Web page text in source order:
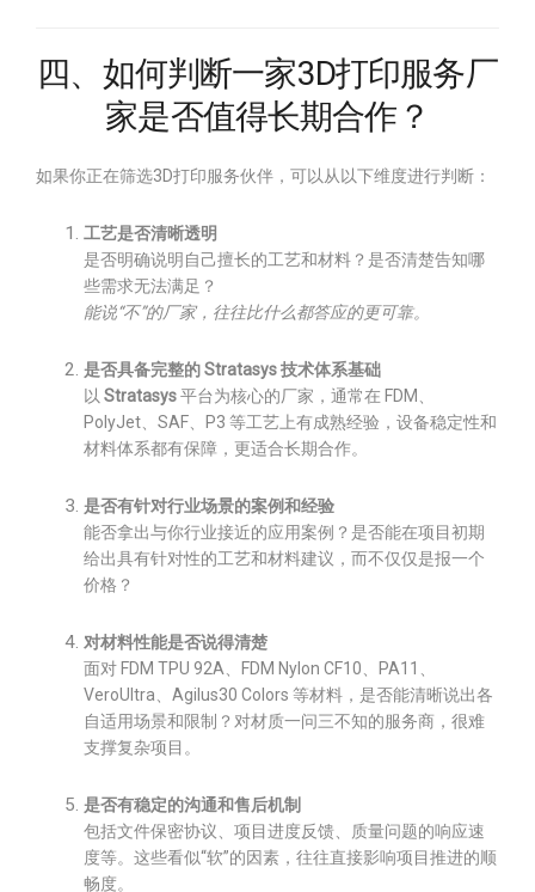
四、如何判断一家3D打印服务厂
家是否值得长期合作？
如果你正在筛选3D打印服务伙伴，可以从以下维度进行判断：
工艺是否清晰透明
是否明确说明自己擅长的工艺和材料？是否清楚告知哪
些需求无法满足？
能说“不”的厂家，往往比什么都答应的更可靠。
是否具备完整的 Stratasys 技术体系基础
以 Stratasys平台为核心的厂家，通常在 FDM、
PolyJet、SAF、P3 等工艺上有成熟经验，设备稳定性和
材料体系都有保障，更适合长期合作。
是否有针对行业场景的案例和经验
能否拿出与你行业接近的应用案例？是否能在项目初期
给出具有针对性的工艺和材料建议，而不仅仅是报一个
价格？
对材料性能是否说得清楚
面对 FDM TPU 92A、FDM Nylon CF10、PA11、
VeroUltra、Agilus30 Colors 等材料，是否能清晰说出各
自适用场景和限制？对材质一问三不知的服务商，很难
支撑复杂项目。
是否有稳定的沟通和售后机制
包括文件保密协议、项目进度反馈、质量问题的响应速
度等。这些看似“软”的因素，往往直接影响项目推进的顺
畅度。